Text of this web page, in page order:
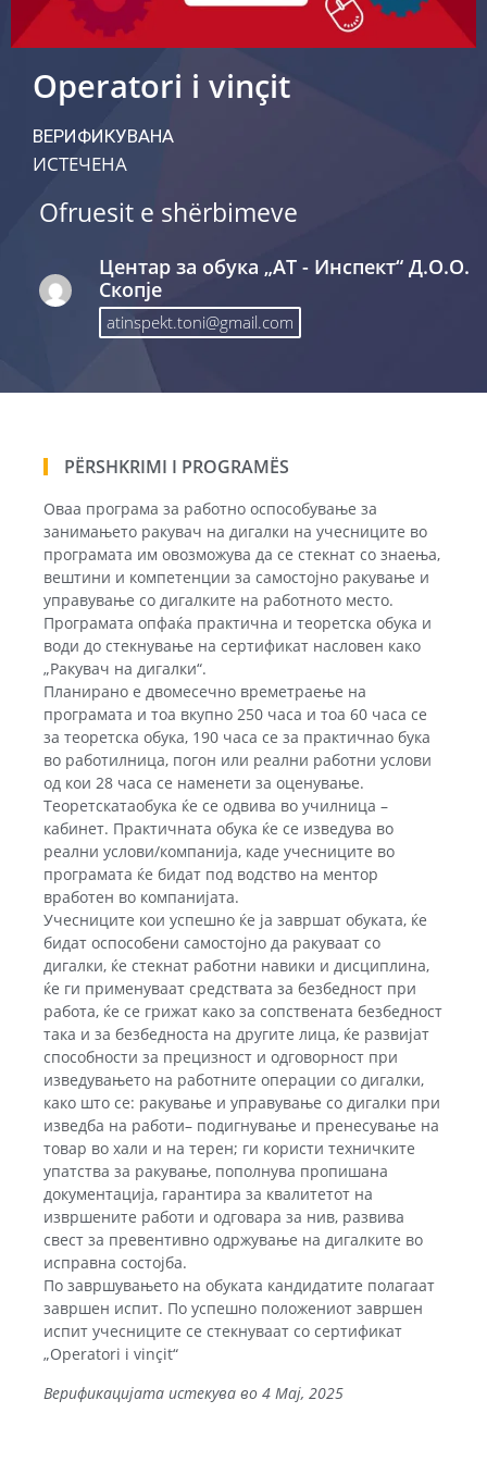
Operatori i vinçit
ВЕРИФИКУВАНА
ИСТЕЧЕНА
Ofruesit e shërbimeve
Центар за обука „АТ - Инспект“ Д.О.О.
Скопје
atinspekt.toni@gmail.com
PËRSHKRIMI I PROGRAMËS
Оваа програма за работно оспособување за
занимањето ракувач на дигалки на учесниците во
програмата им овозможува да се стекнат со знаења,
вештини и компетенции за самостојно ракување и
управување со дигалките на работното место.
Програмата опфаќа практична и теоретска обука и
води до стекнување на сертификат насловен како
„Ракувач на дигалки“.
Планирано е двомесечно времетраење на
програмата и тоа вкупно 250 часа и тоа 60 часа се
за теоретска обука, 190 часа се за практичнао бука
во работилница, погон или реални работни услови
од кои 28 часа се наменети за оценување.
Теоретскатаобука ќе се одвива во училница –
кабинет. Практичната обука ќе се изведува во
реални услови/компанија, каде учесниците во
програмата ќе бидат под водство на ментор
вработен во компанијата.
Учесниците кои успешно ќе ја завршат обуката, ќе
бидат оспособени самостојно да ракуваат со
дигалки, ќе стекнат работни навики и дисциплина,
ќе ги применуваат средствата за безбедност при
работа, ќе се грижат како за сопствената безбедност
така и за безбедноста на другите лица, ќе развијат
способности за прецизност и одговорност при
изведувањето на работните операции со дигалки,
како што се: ракување и управување со дигалки при
изведба на работи– подигнување и пренесување на
товар во хали и на терен; ги користи техничките
упатства за ракување, пополнува пропишана
документација, гарантира за квалитетот на
извршените работи и одговара за нив, развива
свест за превентивно одржување на дигалките во
исправна состојба.
По завршувањето на обуката кандидатите полагаат
завршен испит. По успешно положениот завршен
испит учесниците се стекнуваат со сертификат
„Operatori i vinçit“
Верификацијата истекува во 4 Maj, 2025